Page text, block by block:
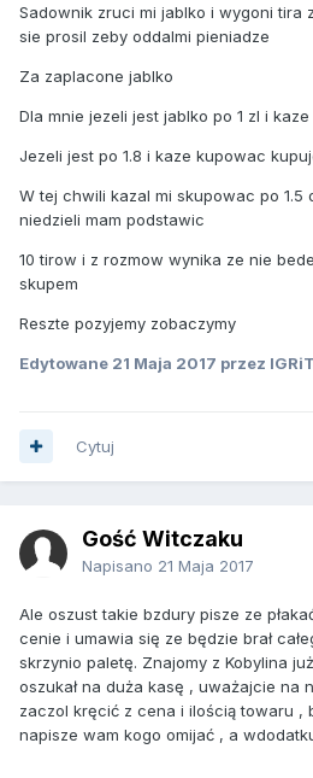
Sadownik zruci mi jablko i wygoni tira
sie prosil zeby oddalmi pieniadze
Za zaplacone jablko
Dla mnie jezeli jest jablko po 1 zl i
Jezeli jest po 1.8 i kaze kupowac
W tej chwili kazal mi skupowac po 1.5
niedzieli mam podstawic
10 tirow i z rozmow wynika ze nie
skupem
Reszte pozyjemy zobaczymy
Edytowane 21 Maja 2017 przez IGRiT
Cytuj
Gość Witczaku
Napisano 21 Maja 2017
Ale oszust takie bzdury pisze ze
cenie i umawia się ze będzie brał
skrzynio paletę. Znajomy z Kobylina
oszukał na duża kasę , uważajcie na
zaczol kręcić z cena i ilością towaru ,
napisze wam kogo omijać , a